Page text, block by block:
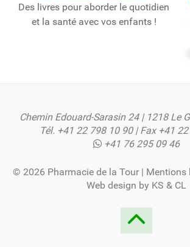
Des livres pour aborder le quotidien
et la santé avec vos enfants !
Chemin Edouard-Sarasin 24 | 1218 Le
Tél. +41 22 798 10 90| Fax +41
+41 76 295 09 46
© 2026 Pharmacie de la Tour | Mentions
Web design by KS & CL